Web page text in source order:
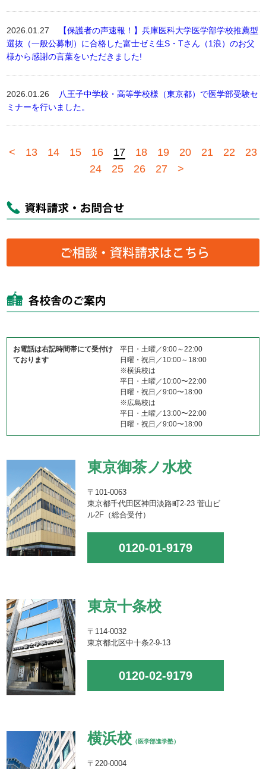
2026.01.27
【保護者の声速報！】兵庫医科大学医学部学校推薦型
選抜（一般公募制）に合格した富士ゼミ生S・Tさん（1浪）のお父
様から感謝の言葉をいただきました!
2026.01.26
八王子中学校・高等学校様（東京都）で医学部受験セ
ミナーを行いました。
< 13 14 15 16 17 18 19 20 21 22
23
24
25 26 27 >
お電話は右記時間帯にて受付け
ております
平日・土曜／9:00～22:00
日曜・祝日／10:00～18:00
※横浜校は
平日・土曜／10:00〜22:00
日曜・祝日／9:00〜18:00
※広島校は
平日・土曜／13:00〜22:00
日曜・祝日／9:00〜18:00
東京御茶ノ水校
〒101-0063
東京都千代田区神田淡路町2-23 菅山ビ
ル2F（総合受付）
0120-01-9179
東京十条校
〒114-0032
東京都北区中十条2-9-13
0120-02-9179
横浜校 （医学部進学塾）
〒220-0004